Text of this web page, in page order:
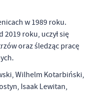
w 1989 roku.
roku, uczył się
oraz śledząc pracę
Wilhelm Kotarbiński,
Isaak Lewitan,
Ci większy komfort
poprzez dopasowanie
Wyrażenie zgody na
gwarantuje
rozwijać się i